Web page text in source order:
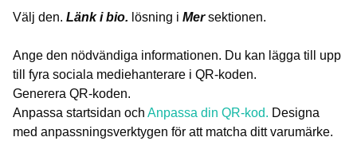
Välj den. Länk i bio. lösning i Mersektionen.
Ange den nödvändiga informationen. Du kan lägga till upp
till fyra sociala mediehanterare i QR-koden.
Generera QR-koden.
Anpassa startsidan och Anpassa din QR-kod. Designa
med anpassningsverktygen för att matcha ditt varumärke.